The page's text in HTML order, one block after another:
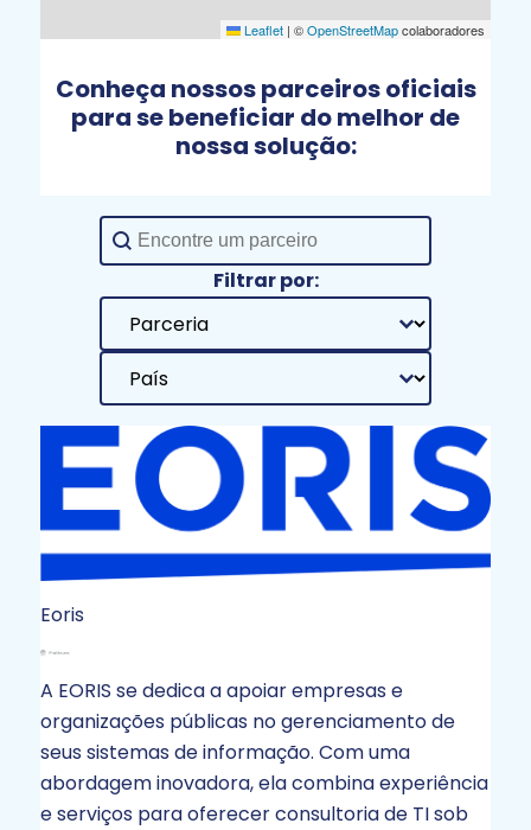
Leaflet | ©OpenStreetMapcolaboradores
Conheça nossos parceiros oficiais
para se beneficiar do melhor de
nossa solução:
Buscando parceiros
Pesquisar
Filtrar por:
Status de Parceiro
Selecionar conteúdo
Listar Países
Selecionar conteúdo
Eoris
A EORIS se dedica a apoiar empresas e
organizações públicas no gerenciamento de
seus sistemas de informação. Com uma
abordagem inovadora, ela combina experiência
e serviços para oferecer consultoria de TI sob